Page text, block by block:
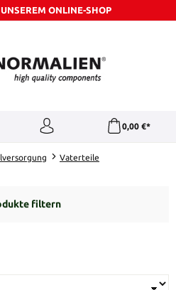
ONLINE-SHOP
0,00 €*
Vaterteile
filtern